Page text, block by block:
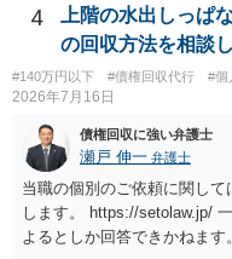
代理人が就いていたことを
場合も）、裁判所が当該代
受任するかを聞いたうえで
直接被告に送達するのではな
ります。 ラインのやり取り
かではありません。もちろ
に委任するかも疑わしいので
う。 何か本人を示す事実（
情報を割り出していくしか
4
上階の水出しっぱ
の回収方法を相談
#140万円以下 #債権回収代行 #個
2026年7月16日
債権回収に強い弁護士
瀬戸 伸一 弁護士
当職の個別のご依頼に関し
します。 https://setolaw.jp/
よるとしか回答できかねます。